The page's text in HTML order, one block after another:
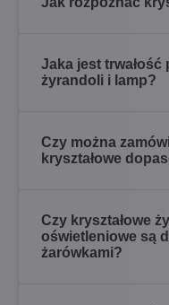
Jaka jest trwałość
żyrandoli i lamp?
Czy można
kryształowe
Czy kryształowe
oświetleniowe są
żarówkami?